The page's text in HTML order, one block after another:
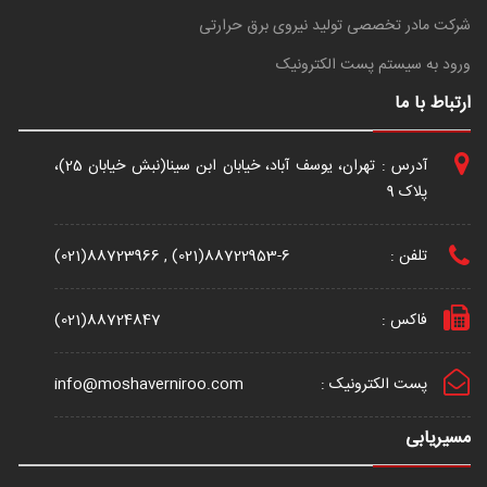
شرکت مادر تخصصی تولید نیروی برق حرارتی
ورود به سیستم پست الکترونیک
ارتباط با ما
آدرس : تهران، یوسف آباد، خیابان ابن سینا(نبش خیابان 25)،
پلاک 9
تلفن : (021)88723966 , (021)88722953-6
فاکس : (021)88724847
پست الکترونیک : info@moshaverniroo.com
مسیریابی